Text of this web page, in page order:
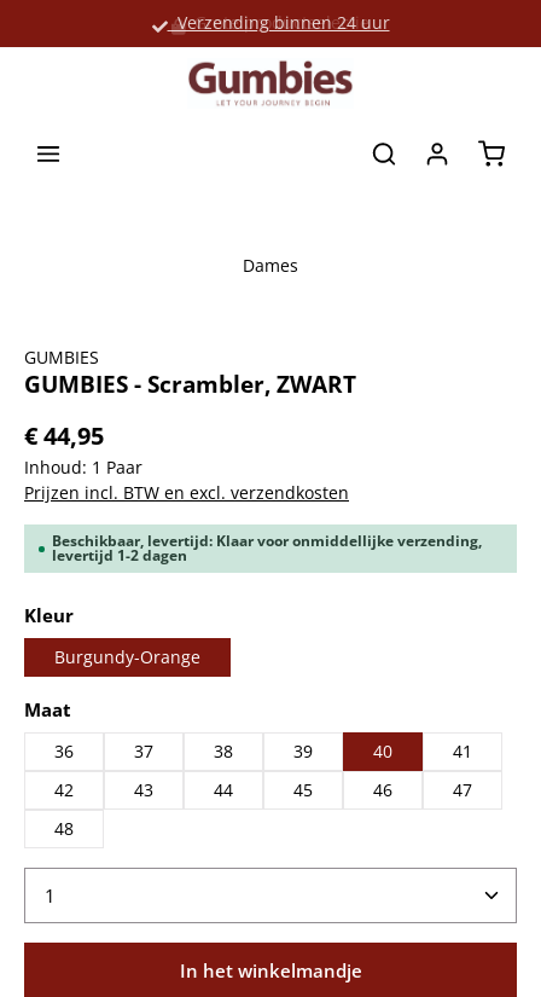
Verzending binnen 24 uur
Grote productselectie
Dames
GUMBIES
GUMBIES - Scrambler, ZWART
€ 44,95
Inhoud: 1 Paar
Prijzen incl. BTW en excl. verzendkosten
Beschikbaar, levertijd: Klaar voor onmiddellijke verzending,
levertijd 1-2 dagen
Selecteer
Kleur
Burgundy-Orange
Selecteer
Maat
36 37 38 39 40
41
42
43 44 45 46
47
48
Producthoeveelheid: Voer de gewenste
In het winkelmandje